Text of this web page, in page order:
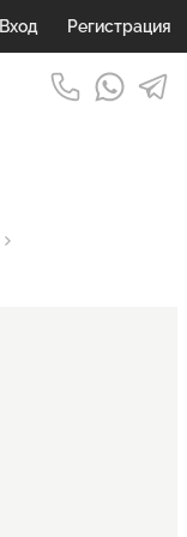
Вход Регистрация